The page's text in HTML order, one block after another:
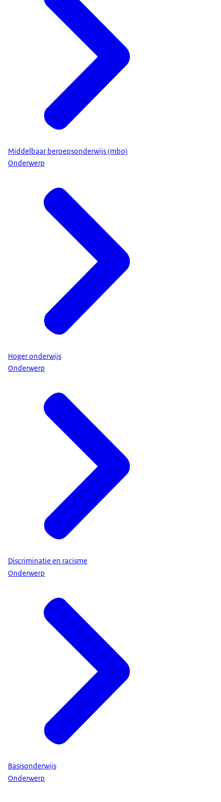
Middelbaar beroepsonderwijs (mbo)
Onderwerp
Hoger onderwijs
Onderwerp
Discriminatie en racisme
Onderwerp
Basisonderwijs
Onderwerp